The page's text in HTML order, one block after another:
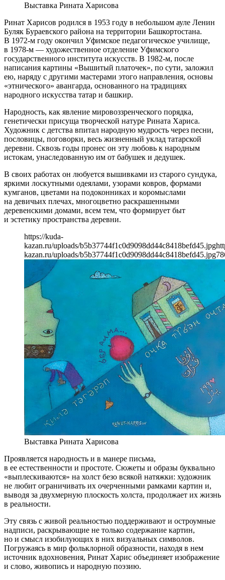
Выставка Рината Харисова
Ринат Харисов родился в 1953 году в небольшом ауле Ленин
Буляк Бураевского района на территории Башкортостана.
В 1972-м году окончил Уфимское педагогическое училище,
в 1978-м — художественное отделение Уфимского
государственного института искусств. В 1982-м, после
написания картины «Вышитый платочек», по сути, заложил
ею, наряду с другими мастерами этого направления, основы
«этнического» авангарда, основанного на традициях
народного искусства татар и башкир.
Народность, как явление мировоззренческого порядка,
генетически присуща творческой натуре Рината Хариса.
Художник с детства впитал народную мудрость через песни,
пословицы, поговорки, весь жизненный уклад татарской
деревни. Сквозь годы пронес он эту любовь к народным
истокам, унаследованную им от бабушек и дедушек.
В своих работах он любуется вышивками из старого сундука,
яркими лоскутными одеялами, узорами ковров, формами
кумганов, цветами на подоконниках и коромыслами
на девичьих плечах, многоцветно раскрашенными
деревенскими домами, всем тем, что формирует быт
и эстетику пространства деревни.
https://kuda-
kazan.ru/uploads/b5b37744f1c0d9098dd44c8418befd45.jpg
kazan.ru/uploads/b5b37744f1c0d9098dd44c8418befd45.jpg
Выставка Рината Харисова
Проявляется народность и в манере письма,
в ее естественности и простоте. Сюжеты и образы буквально
«выплескиваются» на холст безо всякой натяжки: художник
не любит ограничивать их очерченными рамками картин и,
выводя за двухмерную плоскость холста, продолжает их жизнь
в реальности.
Эту связь с живой реальностью поддерживают и остроумные
надписи, раскрывающие не только содержание картин,
но и смысл изобилующих в них визуальных символов.
Погружаясь в мир фольклорной образности, находя в нем
источник вдохновения, Ринат Харис объединяет изображение
и слово, живопись и народную поэзию.